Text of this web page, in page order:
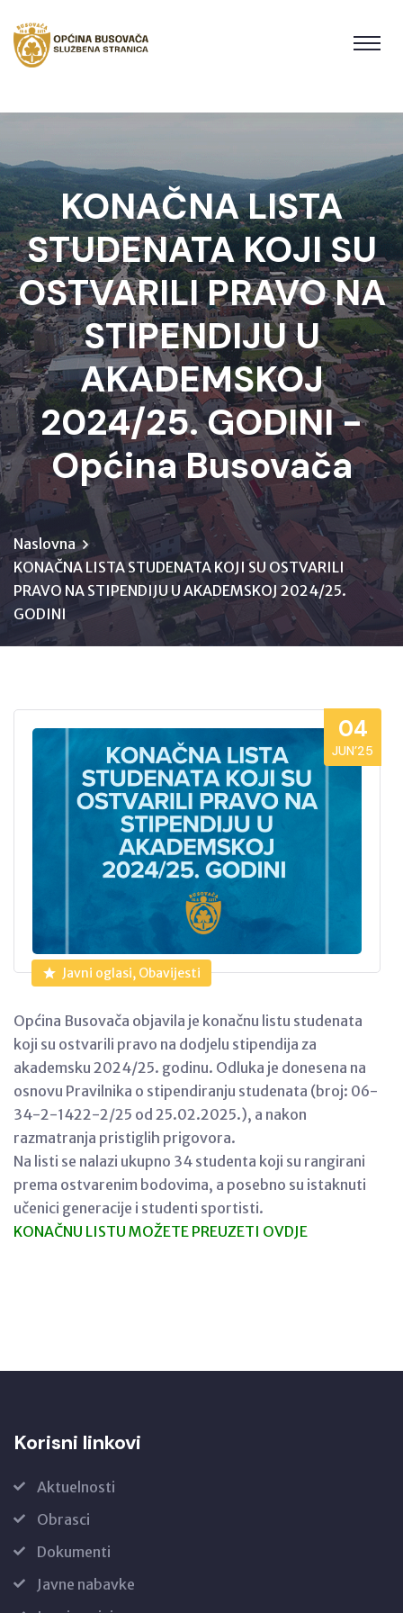
KONAČNA LISTA
STUDENATA KOJI SU
OSTVARILI PRAVO NA
STIPENDIJU U
AKADEMSKOJ
2024/25. GODINI -
Općina Busovača
Naslovna
KONAČNA LISTA STUDENATA KOJI SU OSTVARILI
PRAVO NA STIPENDIJU U AKADEMSKOJ 2024/25.
GODINI
04
JUN’25
Javni oglasi, Obavijesti
Općina Busovača objavila je konačnu listu studenata
koji su ostvarili pravo na dodjelu stipendija za
akademsku 2024/25. godinu. Odluka je donesena na
osnovu Pravilnika o stipendiranju studenata (broj: 06-
34-2-1422-2/25 od 25.02.2025.), a nakon
razmatranja pristiglih prigovora.
Na listi se nalazi ukupno 34 studenta koji su rangirani
prema ostvarenim bodovima, a posebno su istaknuti
učenici generacije i studenti sportisti.
KONAČNU LISTU MOŽETE PREUZETI OVDJE
Korisni linkovi
Aktuelnosti
Obrasci
Dokumenti
Javne nabavke